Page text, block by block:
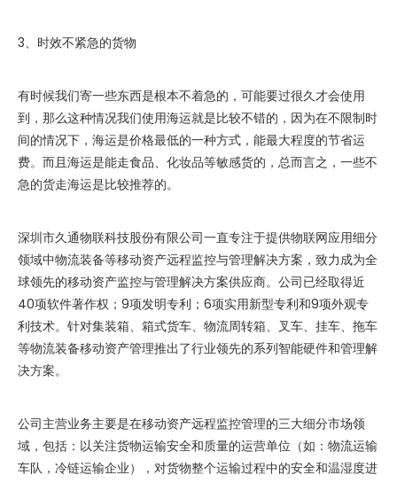
3、时效不紧急的货物
有时候我们寄一些东西是根本不着急的，可能要过很久才会使用
到，那么这种情况我们使用海运就是比较不错的，因为在不限制时
间的情况下，海运是价格最低的一种方式，能最大程度的节省运
费。而且海运是能走食品、化妆品等敏感货的，总而言之，一些不
急的货走海运是比较推荐的。
深圳市久通物联科技股份有限公司一直专注于提供物联网应用细分
领域中物流装备等移动资产远程监控与管理解决方案，致力成为全
球领先的移动资产监控与管理解决方案供应商。公司已经取得近
40项软件著作权；9项发明专利；6项实用新型专利和9项外观专
利技术。针对集装箱、箱式货车、物流周转箱、叉车、挂车、拖车
等物流装备移动资产管理推出了行业领先的系列智能硬件和管理解
决方案。
公司主营业务主要是在移动资产远程监控管理的三大细分市场领
域，包括：以关注货物运输安全和质量的运营单位（如：物流运输
车队，冷链运输企业），对货物整个运输过程中的安全和温湿度进